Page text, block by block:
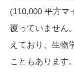
(110,000 平方マ
覆っていません
えており、生物
こともあります